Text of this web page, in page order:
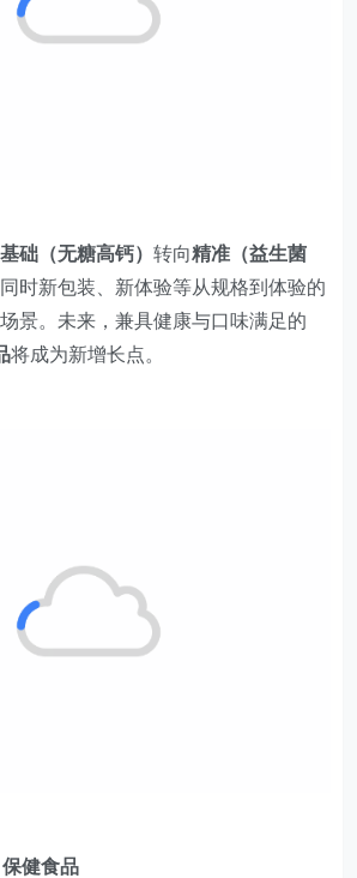
基础（无糖高钙）转向精准（益生菌
同时新包装、新体验等从规格到体验的
景。未来，兼具健康与口味满足的
将成为新增长点。
健食品